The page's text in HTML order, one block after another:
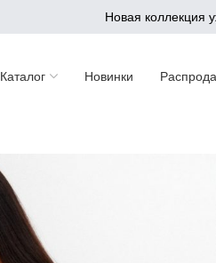
Новая коллекция
Каталог Новинки